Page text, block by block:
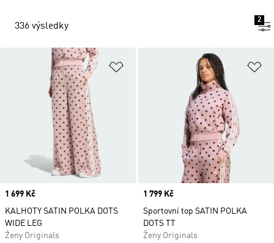
336 výsledky
2
Přidat do seznamu přání
Price
1 699 Kč
KALHOTY SATIN POLKA DOTS
WIDE LEG
Ženy Originals
Price
1 799 Kč
Sportovní top SATIN POLKA
DOTS TT
Ženy Originals